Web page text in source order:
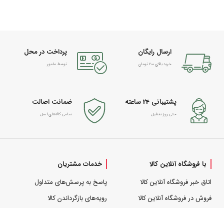
ارسال رایگان
خرید بالای 600 تومان
پرداخت در محل
توسط مامور
پشتیبانی 24 ساعته
حتی روز تعطیل
ضمانت اصالت
تمامی کالاهای اصل
با فروشگاه آنلاین کالا
اتاق خبر فروشگاه آنلاین کالا
فروش در فروشگاه آنلاین کالا
خدمات مشتریان
پاسخ به پرسش‌های متداول
رویه‌های بازگرداندن کالا